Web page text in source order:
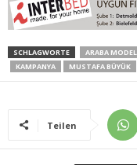
SCHLAGWORTE ARABA
KAMPANYA
MUSTAFA BÜYÜK
Teilen